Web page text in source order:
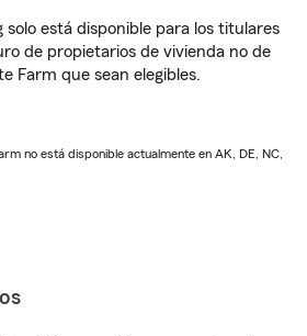
solo está disponible para los titulares
de propietarios de vivienda no de
Farm que sean elegibles.
no está disponible actualmente en AK, DE, NC,